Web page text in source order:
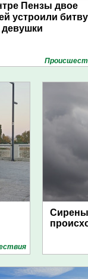
Пензы двое
устроили битву
девушки
Сирены